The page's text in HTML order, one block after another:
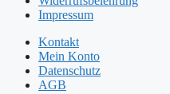
Impressum
Kontakt
Mein Konto
Datenschutz
AGB